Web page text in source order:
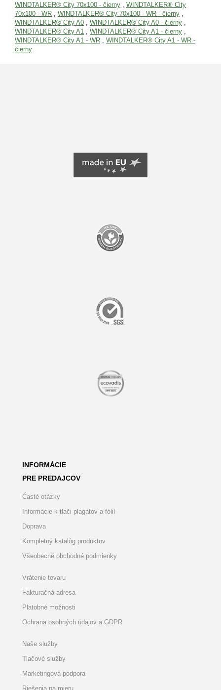
WINDTALKER® City 70x100 - čierny , WINDTALKER® City
70x100 - WR , WINDTALKER® City 70x100 - WR - čierny ,
WINDTALKER® City A0 , WINDTALKER® City A0 - čierny ,
WINDTALKER® City A1 , WINDTALKER® City A1 - čierny ,
WINDTALKER® City A1 - WR , WINDTALKER® City A1 - WR -
čierny
INFORMÁCIE
PRE PREDAJCOV
Časté otázky
Informácie k tlači plagátov a fólií
Doprava
Kompletný katalóg produktov
Všeobecné obchodné podmienky
Vrátenie tovaru
Fakturačná adresa
Platobné možnosti
Ochrana osobných údajov a GDPR
Naše služby
Tlačové služby
Marketingová podpora
Riešenia na mieru